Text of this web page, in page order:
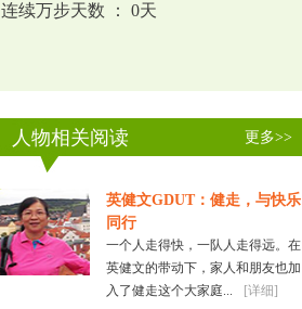
连续万步天数 ： 0天
人物相关阅读 更多>>
英健文GDUT：健走，与快乐
同行
一个人走得快，一队人走得远。在
英健文的带动下，家人和朋友也加
入了健走这个大家庭...
[详细]